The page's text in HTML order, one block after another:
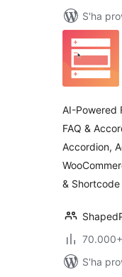
S'ha
AI-Powered
FAQ &
Accordion,
& Shortcode
S'ha